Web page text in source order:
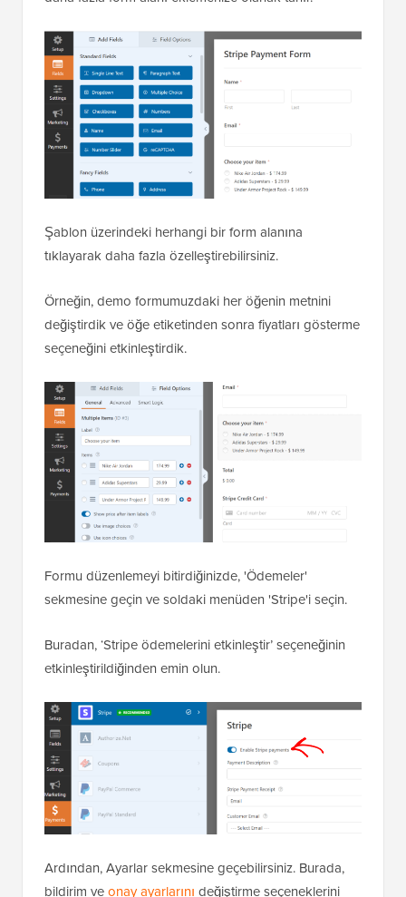
Şablon üzerindeki herhangi bir form alanına
tıklayarak daha fazla özelleştirebilirsiniz.
Örneğin, demo formumuzdaki her öğenin metnini
değiştirdik ve öğe etiketinden sonra fiyatları gösterme
seçeneğini etkinleştirdik.
Formu düzenlemeyi bitirdiğinizde, 'Ödemeler'
sekmesine geçin ve soldaki menüden 'Stripe'i seçin.
Buradan, ‘Stripe ödemelerini etkinleştir’ seçeneğinin
etkinleştirildiğinden emin olun.
Ardından, Ayarlar sekmesine geçebilirsiniz. Burada,
bildirim veonay ayarlarını değiştirme seçeneklerini